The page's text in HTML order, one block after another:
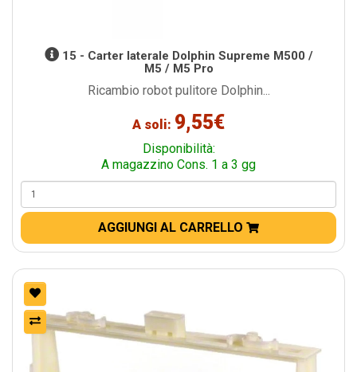
15 - Carter laterale Dolphin Supreme M500 /
M5 / M5 Pro
Ricambio robot pulitore Dolphin...
A soli: 9,55€
Disponibilità:
A magazzino Cons. 1 a 3 gg
AGGIUNGI AL CARRELLO